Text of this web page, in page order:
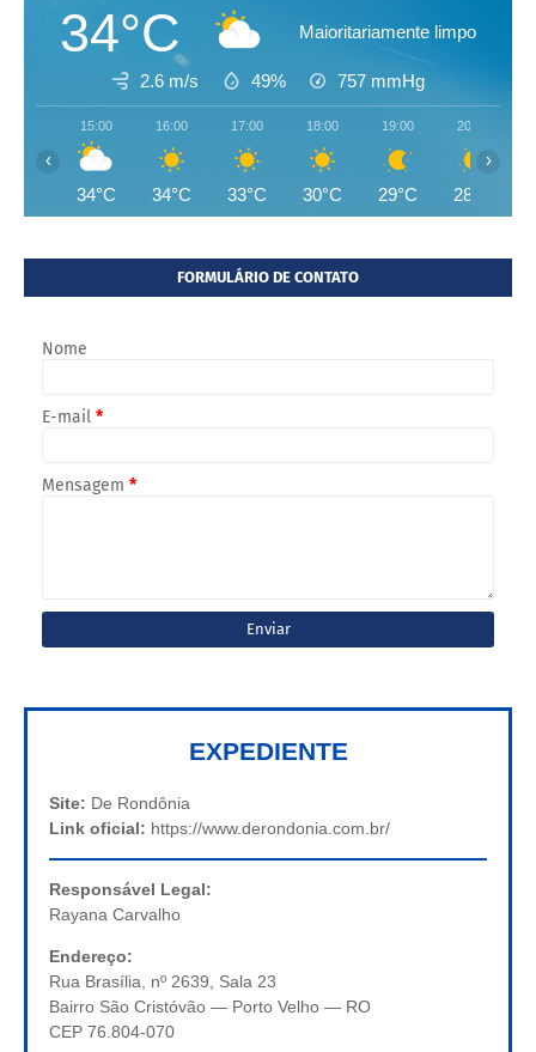
34°C Maioritariamente limpo
2.6 m/s 49% 757 mmHg
15:00
34°C
16:00
34°C
17:00
33°C
18:00
30°C
19:00
29°C
20:00
28°C
‹ ›
FORMULÁRIO DE CONTATO
Nome
E-mail *
Mensagem *
EXPEDIENTE
Site: De Rondônia
Link oficial: https://www.derondonia.com.br/
Responsável Legal:
Rayana Carvalho
Endereço:
Rua Brasília, nº 2639, Sala 23
Bairro São Cristóvão — Porto Velho — RO
CEP 76.804-070